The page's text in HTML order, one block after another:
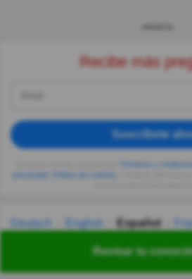
Revisar tu
Recibe más
Suscríbete
privacidad
Deutsch English Español
Українська हिन्दी 한